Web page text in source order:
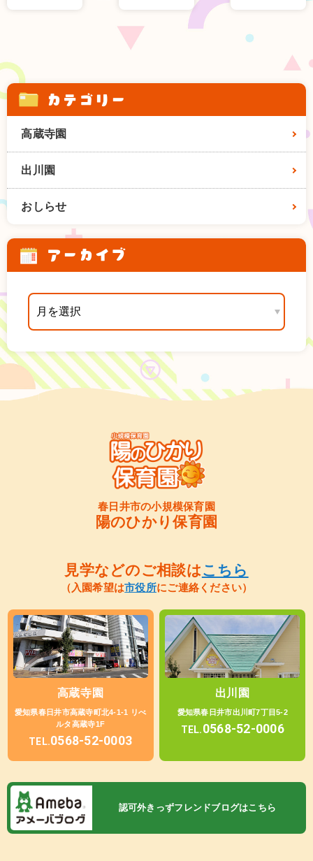
カテゴリー
高蔵寺園
出川園
おしらせ
アーカイブ
春日井市の小規模保育園
陽のひかり保育園
見学などのご相談はこちら
（入園希望は市役所にご連絡ください）
高蔵寺園
愛知県春日井市高蔵寺町北4-1-1 リべ
ルタ高蔵寺1F
TEL.0568-52-0003
出川園
愛知県春日井市出川町7丁目5-2
TEL.0568-52-0006
認可外きっずフレンドブログはこちら